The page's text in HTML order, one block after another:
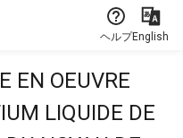
ヘルプEnglish
EN OEUVRE
LIQUIDE DE